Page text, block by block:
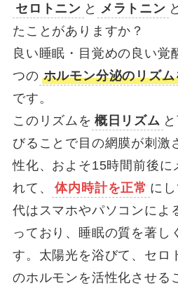
セロトニン と メラトニン
たことがありますか？
良い睡眠・目覚めの良い覚
つの ホルモン分泌のリズ
です。
このリズムを 概日リズム
びることで目の網膜が刺激
性化、およそ15時間前後に
れて、
体内時計を正常 に
代はスマホやパソコンによ
っており、睡眠の質を著し
す。太陽光を浴びて、セロ
のホルモンを活性化させる